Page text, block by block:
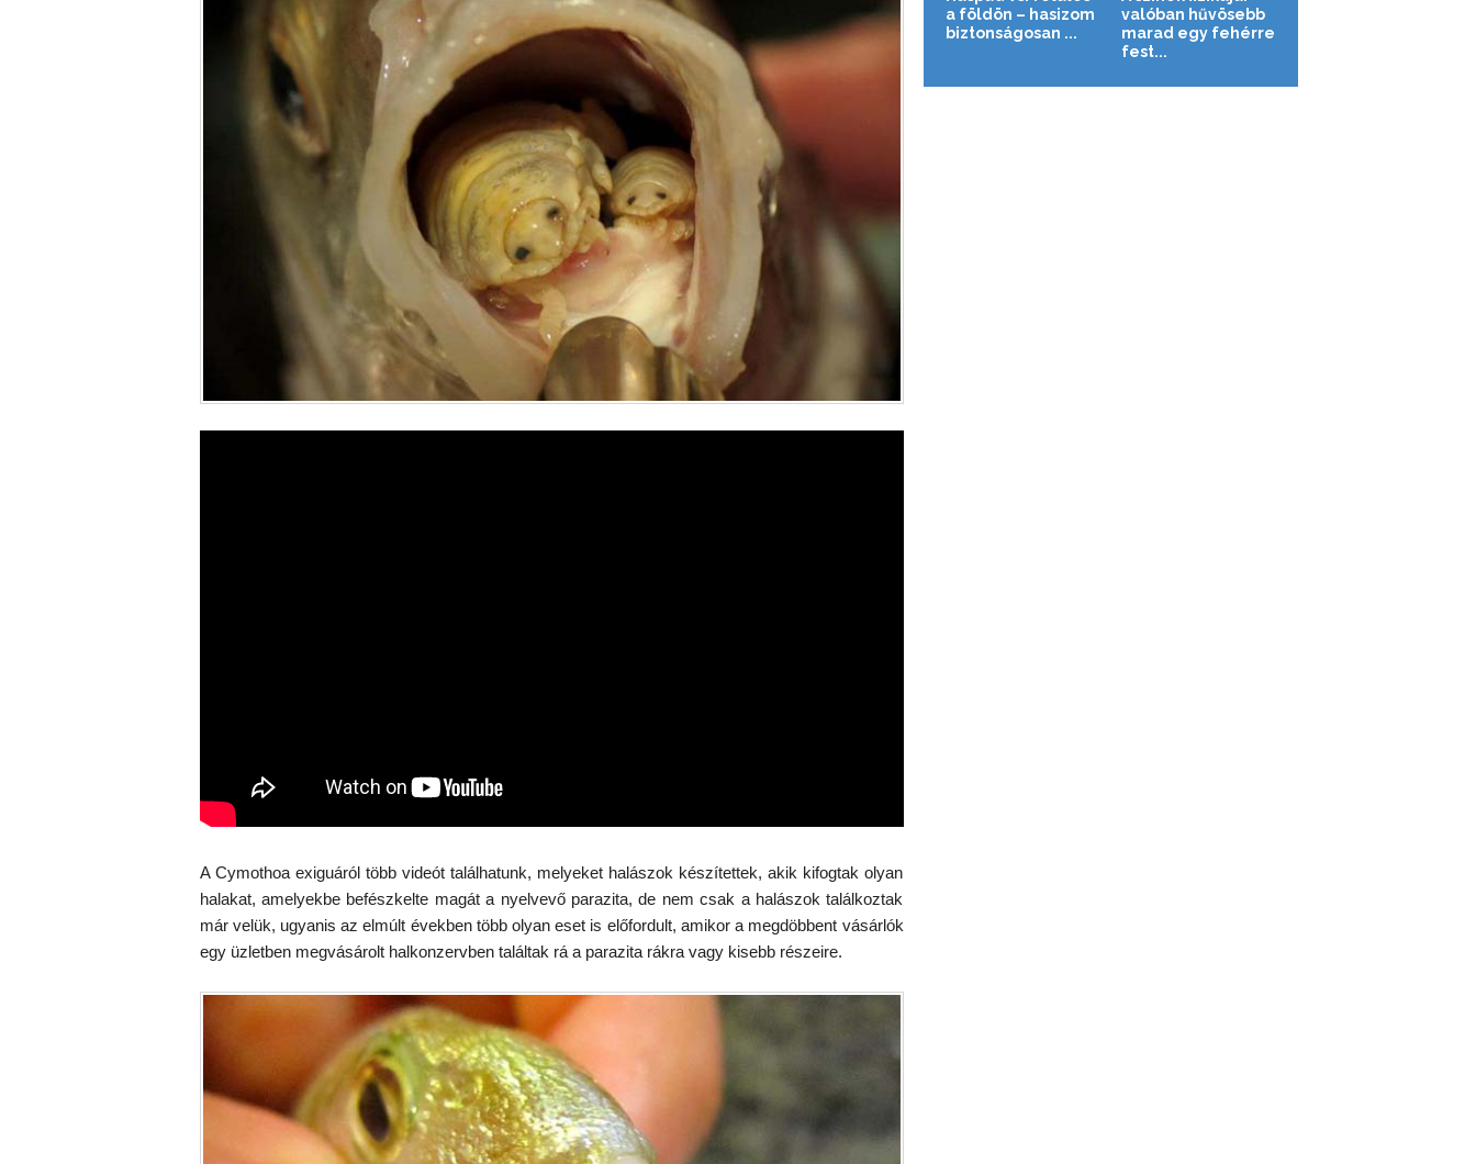
A Cymothoa exiguáról több videót találhatunk, melyeket halászok készítettek, akik kifogtak olyan
halakat, amelyekbe befészkelte magát a nyelvevő parazita, de nem csak a halászok találkoztak
már velük, ugyanis az elmúlt években több olyan eset is előfordult, amikor a megdöbbent vásárlók
egy üzletben megvásárolt halkonzervben találtak rá a parazita rákra vagy kisebb részeire.
a földön – hasizom
biztonságosan ...
valóban hűvösebb
marad egy fehérre
fest...